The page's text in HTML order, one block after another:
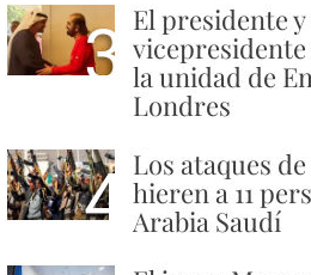
3 El presidente y
la unidad de
Londres
4 Los ataques
hieren a 11
Arabia Saudí